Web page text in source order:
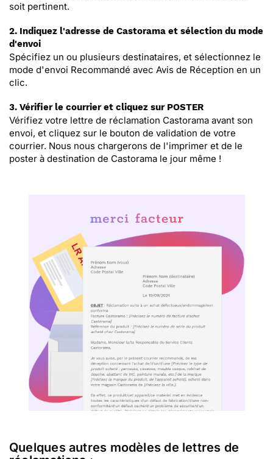
soit pertinent.
2. Indiquez l'adresse de Castorama et sélection du mode
d'envoi
Spécifiez un ou plusieurs destinataires, et sélectionnez le
mode d'envoi Recommandé avec Avis de Réception en un
clic.
3. Vérifier le courrier et cliquez sur POSTER
Vérifiez votre lettre de réclamation Castorama avant son
envoi, et cliquez sur le bouton de validation de votre
courrier. Nous nous chargerons de l'imprimer et de le
poster à destination de Castorama le jour même !
Quelques autres modèles de lettres de